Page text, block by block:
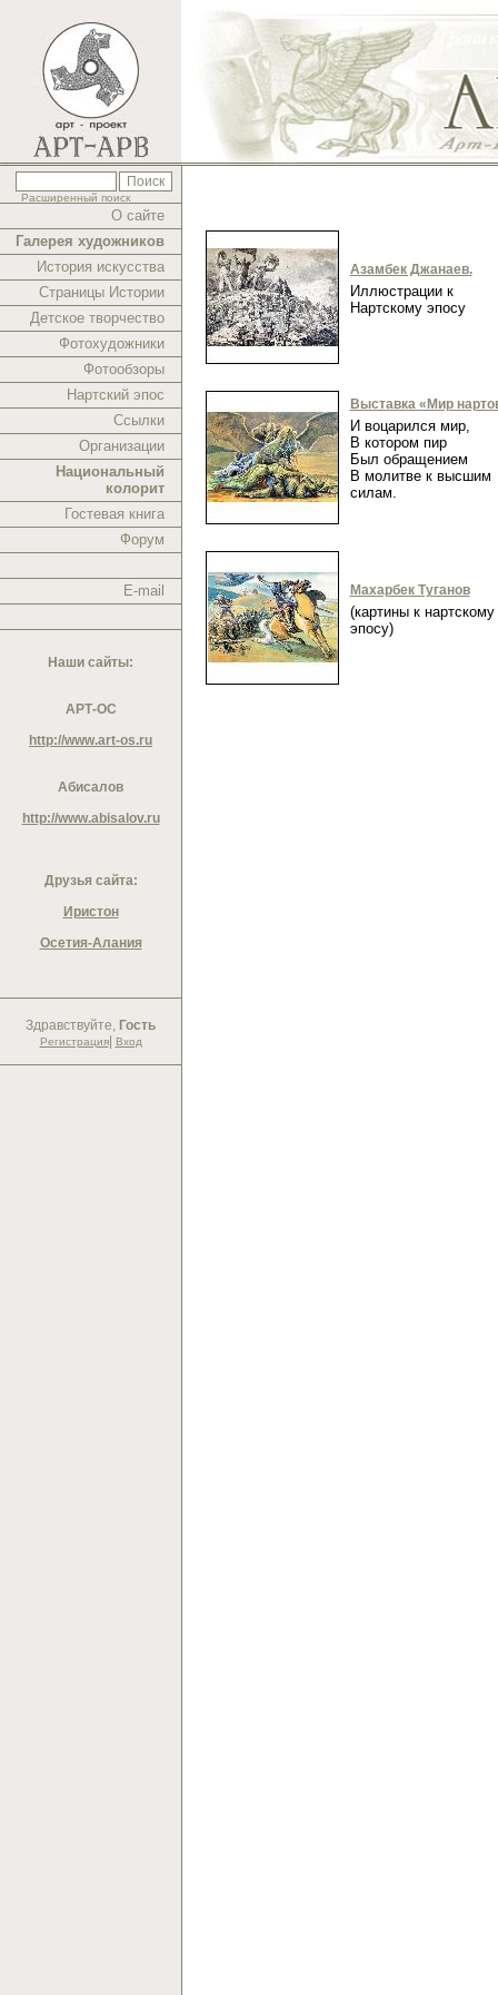
Расширенный поиск
О сайте
Галерея художников
История искусства
Страницы Истории
Детское творчество
Фотохудожники
Фотообзоры
Нартский эпос
Ссылки
Организации
Национальный
колорит
Гостевая книга
Форум
E-mail
Наши сайты:
АРТ-ОС
http://www.art-os.ru
Абисалов
http://www.abisalov.ru
Друзья сайта:
Иристон
Осетия-Алания
Здравствуйте, Гость
Регистрация| Вход
Азамбек Джанаев.
Иллюстрации к
Нартскому эпосу
Выставка «Мир
И воцарился мир,
В котором пир
Был обращением
В молитве к высшим
силам.
Махарбек Туганов
(картины к нартскому
эпосу)